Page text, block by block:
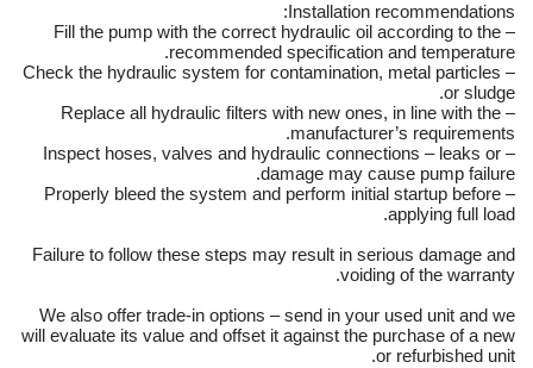
Installation recommendations:
– Fill the pump with the correct hydraulic oil according to the
recommended specification and temperature.
– Check the hydraulic system for contamination, metal particles
or sludge.
– Replace all hydraulic filters with new ones, in line with the
manufacturer’s requirements.
– Inspect hoses, valves and hydraulic connections – leaks or
damage may cause pump failure.
– Properly bleed the system and perform initial startup before
applying full load.
Failure to follow these steps may result in serious damage and
voiding of the warranty.
We also offer trade-in options – send in your used unit and we
will evaluate its value and offset it against the purchase of a new
or refurbished unit.